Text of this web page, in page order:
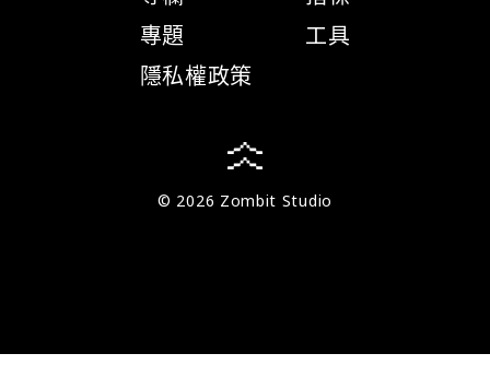
專題
隱私權政策
工具
© 2026 Zombit Studio